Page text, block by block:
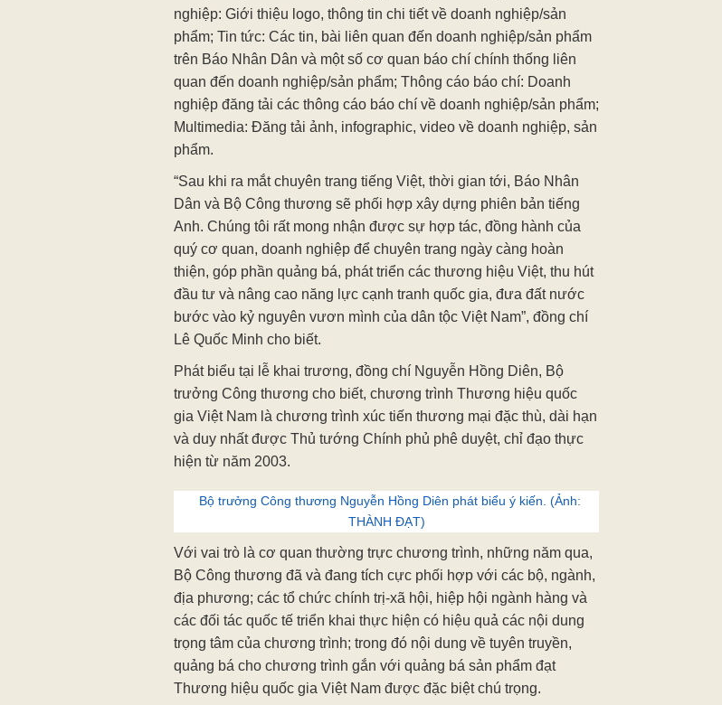
nghiệp: Giới thiệu logo, thông tin chi tiết về doanh nghiệp/sản
phẩm; Tin tức: Các tin, bài liên quan đến doanh nghiệp/sản phẩm
trên Báo Nhân Dân và một số cơ quan báo chí chính thống liên
quan đến doanh nghiệp/sản phẩm; Thông cáo báo chí: Doanh
nghiệp đăng tải các thông cáo báo chí về doanh nghiệp/sản phẩm;
Multimedia: Đăng tải ảnh, infographic, video về doanh nghiệp, sản
phẩm.
“Sau khi ra mắt chuyên trang tiếng Việt, thời gian tới, Báo Nhân
Dân và Bộ Công thương sẽ phối hợp xây dựng phiên bản tiếng
Anh. Chúng tôi rất mong nhận được sự hợp tác, đồng hành của
quý cơ quan, doanh nghiệp để chuyên trang ngày càng hoàn
thiện, góp phần quảng bá, phát triển các thương hiệu Việt, thu hút
đầu tư và nâng cao năng lực cạnh tranh quốc gia, đưa đất nước
bước vào kỷ nguyên vươn mình của dân tộc Việt Nam”, đồng chí
Lê Quốc Minh cho biết.
Phát biểu tại lễ khai trương, đồng chí Nguyễn Hồng Diên, Bộ
trưởng Công thương cho biết, chương trình Thương hiệu quốc
gia Việt Nam là chương trình xúc tiến thương mại đặc thù, dài hạn
và duy nhất được Thủ tướng Chính phủ phê duyệt, chỉ đạo thực
hiện từ năm 2003.
Bộ trưởng Công thương Nguyễn Hồng Diên phát biểu ý kiến. (Ảnh:
THÀNH ĐẠT)
Với vai trò là cơ quan thường trực chương trình, những năm qua,
Bộ Công thương đã và đang tích cực phối hợp với các bộ, ngành,
địa phương; các tổ chức chính trị-xã hội, hiệp hội ngành hàng và
các đối tác quốc tế triển khai thực hiện có hiệu quả các nội dung
trọng tâm của chương trình; trong đó nội dung về tuyên truyền,
quảng bá cho chương trình gắn với quảng bá sản phẩm đạt
Thương hiệu quốc gia Việt Nam được đặc biệt chú trọng.